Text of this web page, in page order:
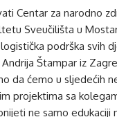
Centar za narodno
Sveučilišta u
podrška svih
Štampar iz
da ćemo u sljedećih
projektima sa
ne samo edukaciji